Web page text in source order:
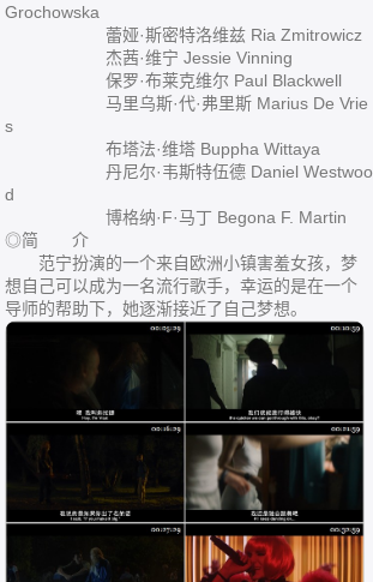
Grochowska
蕾娅·斯密特洛维兹 Ria Zmitrowicz
杰茜·维宁 Jessie Vinning
保罗·布莱克维尔 Paul Blackwell
马里乌斯·代·弗里斯 Marius De Vrie
s
布塔法·维塔 Buppha Wittaya
丹尼尔·韦斯特伍德 Daniel Westwoo
d
博格纳·F·马丁 Begona F. Martin
◎简 介
范宁扮演的一个来自欧洲小镇害羞女孩，梦
想自己可以成为一名流行歌手，幸运的是在一个
导师的帮助下，她逐渐接近了自己梦想。